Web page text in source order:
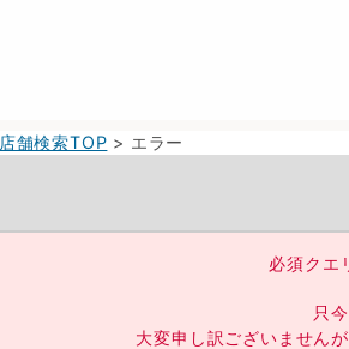
店舗検索TOP > エラー
必須クエ
只
大変申し訳ございません